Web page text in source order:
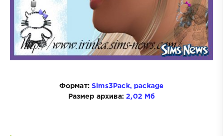
Формат:Sims3Pack, package
Размер архива:2,02 Мб